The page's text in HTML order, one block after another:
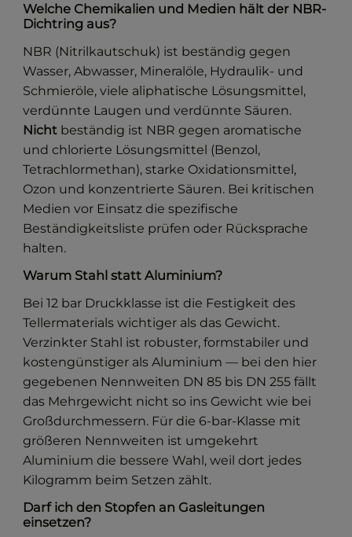
Welche Chemikalien und Medien hält der NBR-
Dichtring aus?
NBR (Nitrilkautschuk) ist beständig gegen
Wasser, Abwasser, Mineralöle, Hydraulik- und
Schmieröle, viele aliphatische Lösungsmittel,
verdünnte Laugen und verdünnte Säuren.
Nicht beständig ist NBR gegen aromatische
und chlorierte Lösungsmittel (Benzol,
Tetrachlormethan), starke Oxidationsmittel,
Ozon und konzentrierte Säuren. Bei kritischen
Medien vor Einsatz die spezifische
Beständigkeitsliste prüfen oder Rücksprache
halten.
Warum Stahl statt Aluminium?
Bei 12 bar Druckklasse ist die Festigkeit des
Tellermaterials wichtiger als das Gewicht.
Verzinkter Stahl ist robuster, formstabiler und
kostengünstiger als Aluminium — bei den hier
gegebenen Nennweiten DN 85 bis DN 255 fällt
das Mehrgewicht nicht so ins Gewicht wie bei
Großdurchmessern. Für die 6-bar-Klasse mit
größeren Nennweiten ist umgekehrt
Aluminium die bessere Wahl, weil dort jedes
Kilogramm beim Setzen zählt.
Darf ich den Stopfen an Gasleitungen
einsetzen?